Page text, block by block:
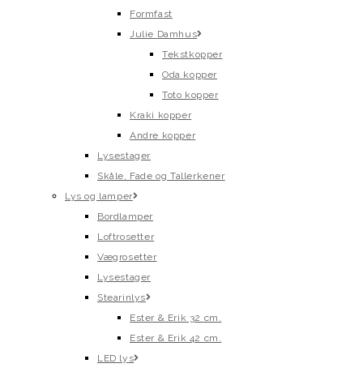
Formfast
Julie Damhus
Tekstkopper
Oda kopper
Toto kopper
Kraki kopper
Andre kopper
Lysestager
Skåle, Fade og Tallerkener
Lys og lamper
Bordlamper
Loftrosetter
Vægrosetter
Lysestager
Stearinlys
Ester & Erik 32 cm.
Ester & Erik 42 cm.
LED lys